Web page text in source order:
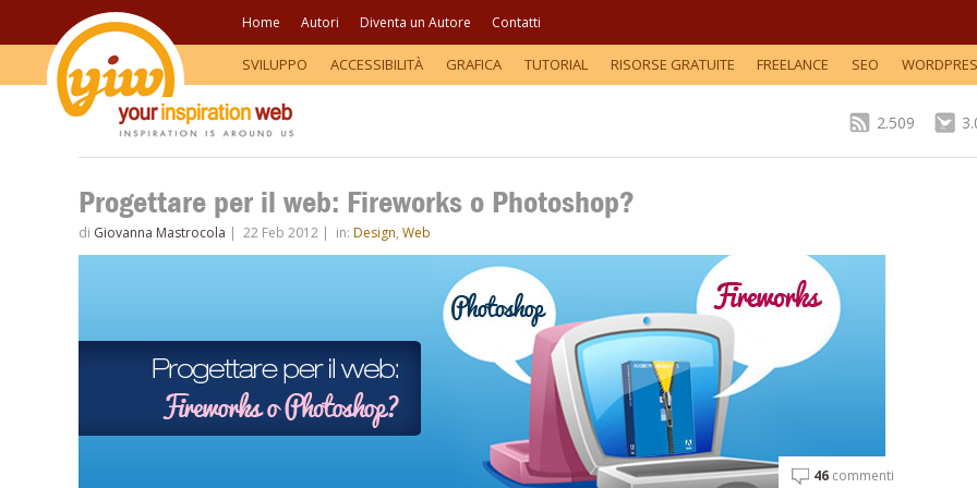
Home Autori Diventa un Autore Contatti
SVILUPPO ACCESSIBILITÀ GRAFICA TUTORIAL RISORSE GRATUITE FREELANCE SEO
2.509
Progettare per il web: Fireworks o Photoshop?
di Giovanna Mastrocola | 22 Feb 2012 | in: Design, Web
46 commenti